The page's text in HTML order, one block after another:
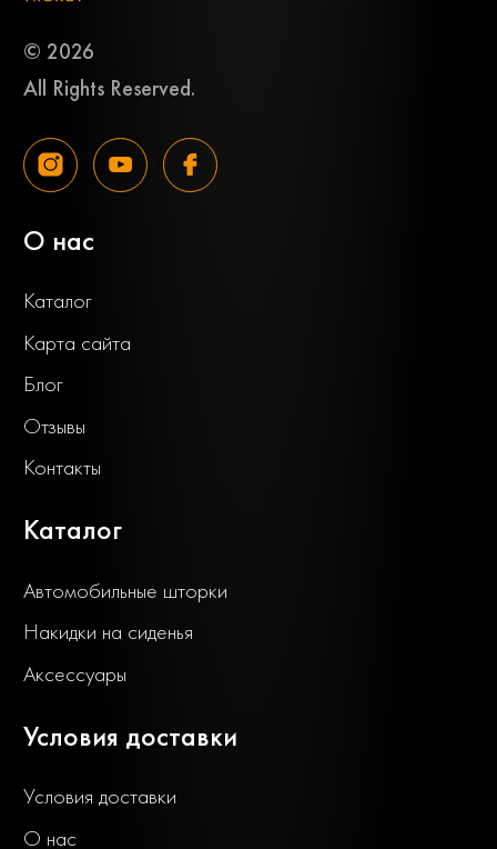
© 2026
All Rights Reserved.
О нас
Каталог
Карта сайта
Блог
Отзывы
Контакты
Каталог
Автомобильные шторки
Накидки на сиденья
Аксессуары
Условия доставки
Условия доставки
О нас